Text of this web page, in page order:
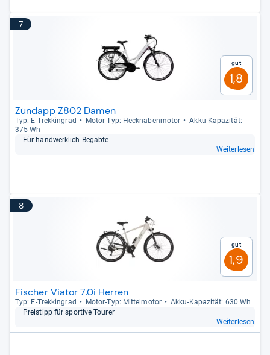
7
Gut
1,8
Zündapp Z802 Damen
Typ: E-​Trek­kin­grad Motor-​Typ: Heck­na­ben­mo­tor
Akku-​Kapa­zi­tät:
375 Wh
Für hand­werk­lich Begabte
Weiterlesen
8
Gut
1,9
Fischer Viator 7.0i Herren
Typ: E-​Trek­kin­grad Motor-​Typ: Mit­tel­mo­tor
Akku-​Kapa­zi­tät: 630 Wh
Preis­tipp für spor­tive Tou­rer
Weiterlesen